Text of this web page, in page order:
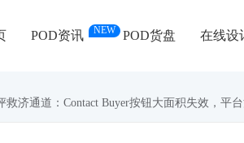
POD资讯 NEW POD货盘 在线设
救济通道：Contact Buyer按钮大面积失效，平